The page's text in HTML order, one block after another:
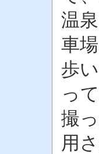
温
車
歩
っ
撮
用